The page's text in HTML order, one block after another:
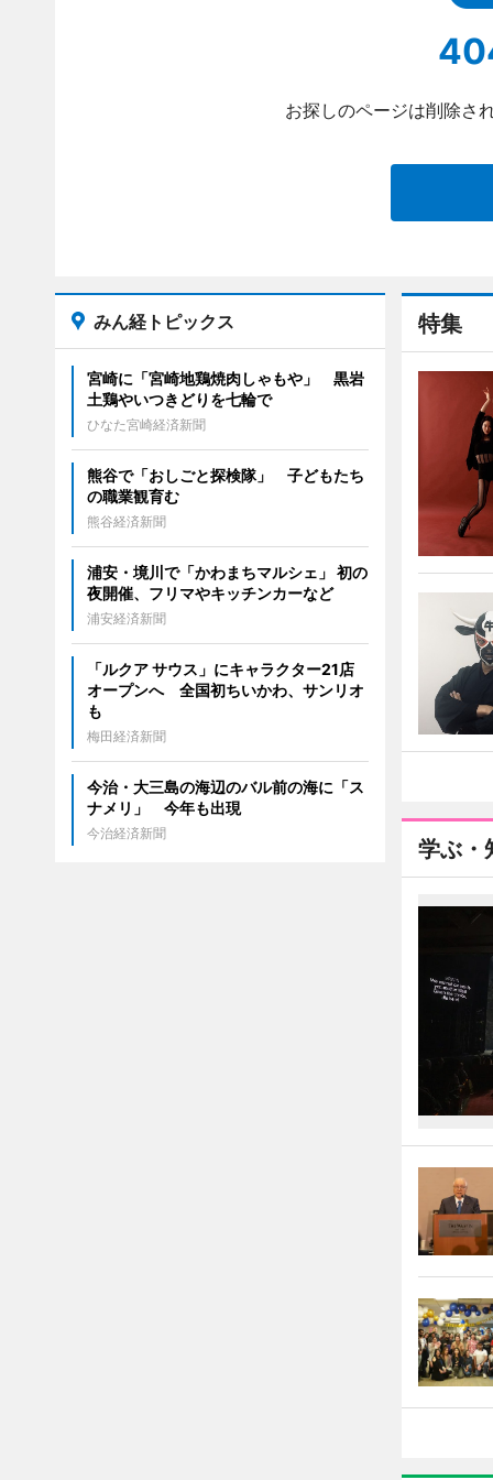
お探しのページは削除さ
特集
学ぶ・
みん経トピックス
宮崎に「宮崎地鶏焼肉しゃもや」 黒岩
土鶏やいつきどりを七輪で
ひなた宮崎経済新聞
熊谷で「おしごと探検隊」 子どもたち
の職業観育む
熊谷経済新聞
浦安・境川で「かわまちマルシェ」 初の
夜開催、フリマやキッチンカーなど
浦安経済新聞
「ルクア サウス」にキャラクター21店
オープンへ 全国初ちいかわ、サンリオ
も
梅田経済新聞
今治・大三島の海辺のバル前の海に「ス
ナメリ」 今年も出現
今治経済新聞